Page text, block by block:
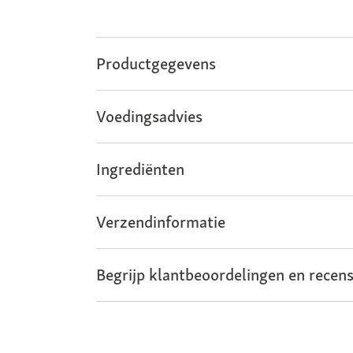
Productgegevens
Voedingsadvies
Ingrediënten
Verzendinformatie
Begrijp klantbeoordelingen en